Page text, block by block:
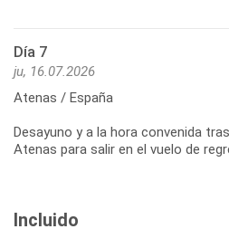
Día 7
ju, 16.07.2026
Atenas / España
Desayuno y a la hora convenida
Incluido